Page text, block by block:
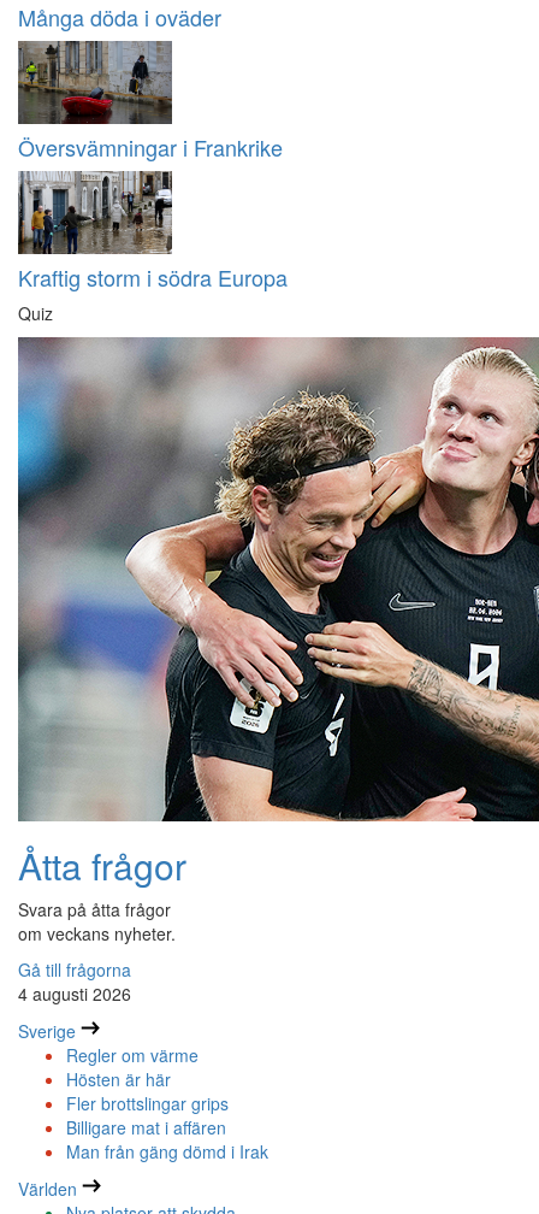
Många döda i oväder
Översvämningar i Frankrike
Kraftig storm i södra Europa
Quiz
Åtta frågor
Svara på åtta frågor
om veckans nyheter.
Gå till frågorna
4 augusti 2026
Sverige
Regler om värme
Hösten är här
Fler brottslingar grips
Billigare mat i affären
Man från gäng dömd i Irak
Världen